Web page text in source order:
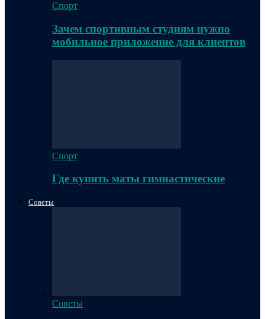
Спорт
Зачем спортивным студиям нужно
мобильное приложение для клиентов
Спорт
Где купить маты гимнастические
Советы
Советы